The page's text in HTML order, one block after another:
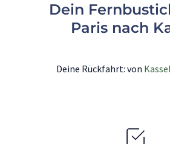
Dein
Paris nach
Deine Rückfahrt: von